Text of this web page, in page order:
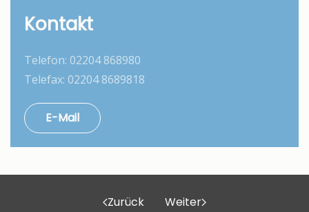
Kontakt
Telefon: 02204 868980
Telefax: 02204 8689818
E-Mail
Zurück Weiter